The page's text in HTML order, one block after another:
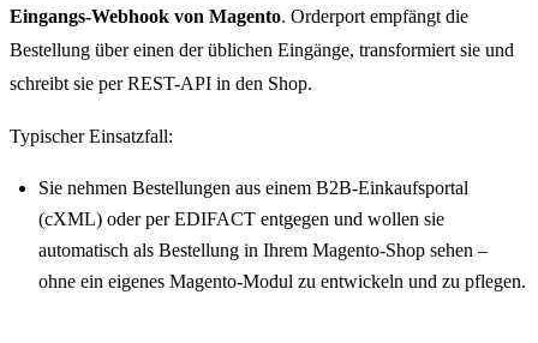
Eingangs-Webhook von Magento. Orderport empfängt die
Bestellung über einen der üblichen Eingänge, transformiert sie und
schreibt sie per REST-API in den Shop.
Typischer Einsatzfall:
Sie nehmen Bestellungen aus einem B2B-Einkaufsportal
(cXML) oder per EDIFACT entgegen und wollen sie
automatisch als Bestellung in Ihrem Magento-Shop sehen –
ohne ein eigenes Magento-Modul zu entwickeln und zu pflegen.